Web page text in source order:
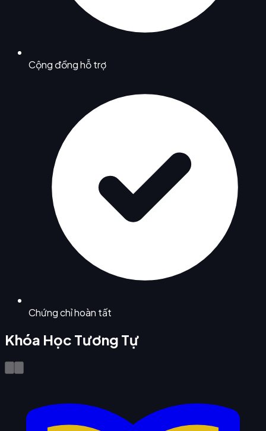
Cộng đồng hỗ trợ
Chứng chỉ hoàn tất
Khóa Học Tương Tự